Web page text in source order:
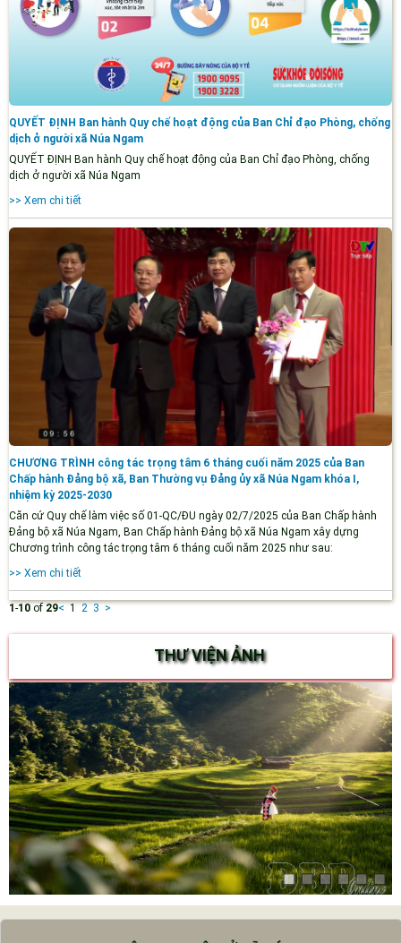
QUYẾT ĐỊNH Ban hành Quy chế hoạt động của Ban Chỉ đạo Phòng, chống
dịch ở người xã Núa Ngam
QUYẾT ĐỊNH Ban hành Quy chế hoạt động của Ban Chỉ đạo Phòng, chống
dịch ở người xã Núa Ngam
>> Xem chi tiết
CHƯƠNG TRÌNH công tác trọng tâm 6 tháng cuối năm 2025 của Ban
Chấp hành Đảng bộ xã, Ban Thường vụ Đảng ủy xã Núa Ngam khóa I,
nhiệm kỳ 2025-2030
Căn cứ Quy chế làm việc số 01-QC/ĐU ngày 02/7/2025 của Ban Chấp hành
Đảng bộ xã Núa Ngam, Ban Chấp hành Đảng bộ xã Núa Ngam xây dựng
Chương trình công tác trọng tâm 6 tháng cuối năm 2025 như sau:
>> Xem chi tiết
1-10of29< 1 2 3 >
THƯ VIỆN ẢNH